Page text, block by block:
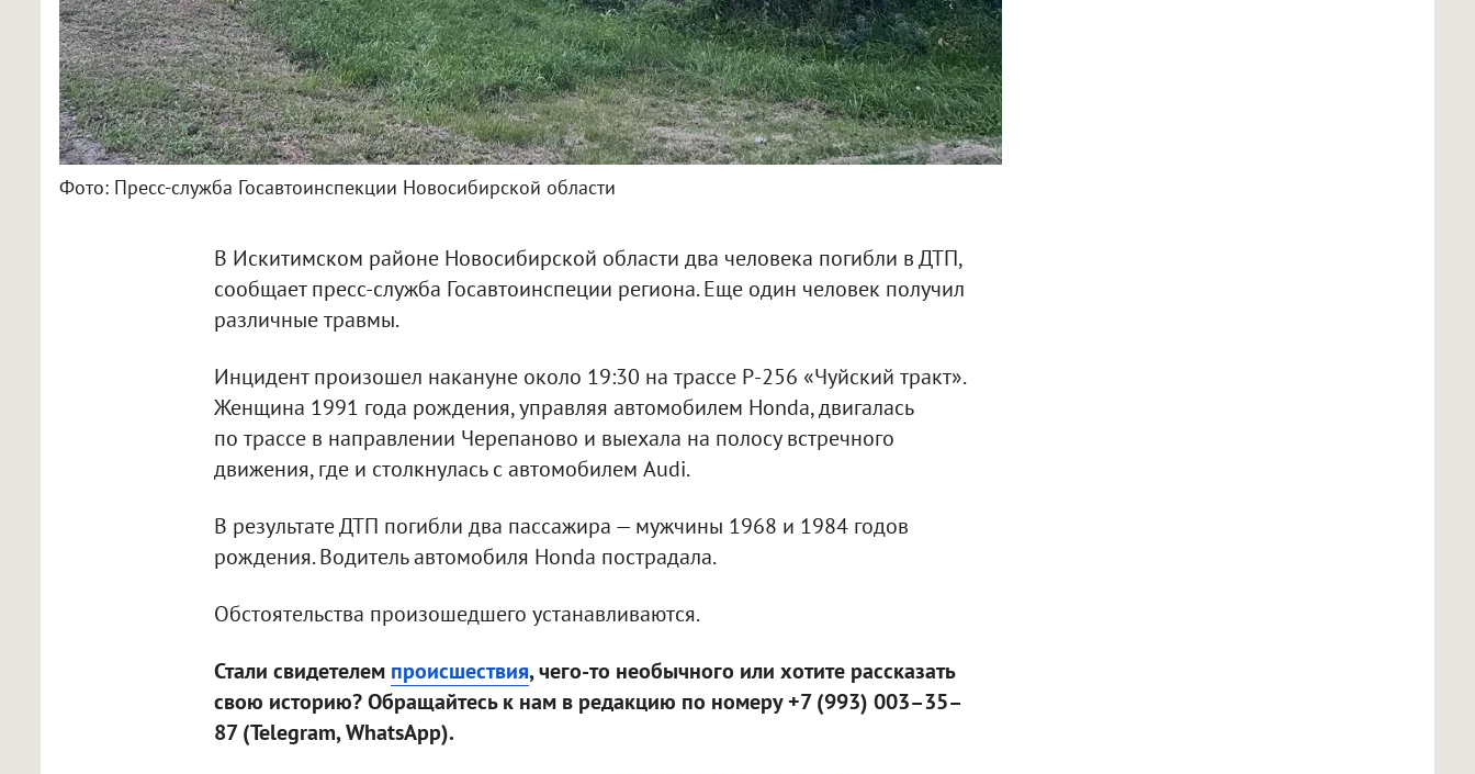
Фото: Пресс-служба Госавтоинспекции Новосибирской области
В Искитимском районе Новосибирской области два человека погибли в ДТП,
сообщает пресс-служба Госавтоинспеции региона. Еще один человек получил
различные травмы.
Инцидент произошел накануне около 19:30 на трассе Р-256 «Чуйский тракт».
Женщина 1991 года рождения, управляя автомобилем Honda, двигалась
по трассе в направлении Черепаново и выехала на полосу встречного
движения, где и столкнулась с автомобилем Audi.
В результате ДТП погибли два пассажира — мужчины 1968 и 1984 годов
рождения. Водитель автомобиля Honda пострадала.
Обстоятельства произошедшего устанавливаются.
Стали свидетелем происшествия, чего-то необычного или хотите рассказать
свою историю? Обращайтесь к нам в редакцию по номеру +7 (993) 003–35–
87 (Telegram, WhatsApp).